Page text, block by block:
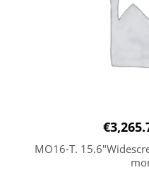
€
MO16-T.